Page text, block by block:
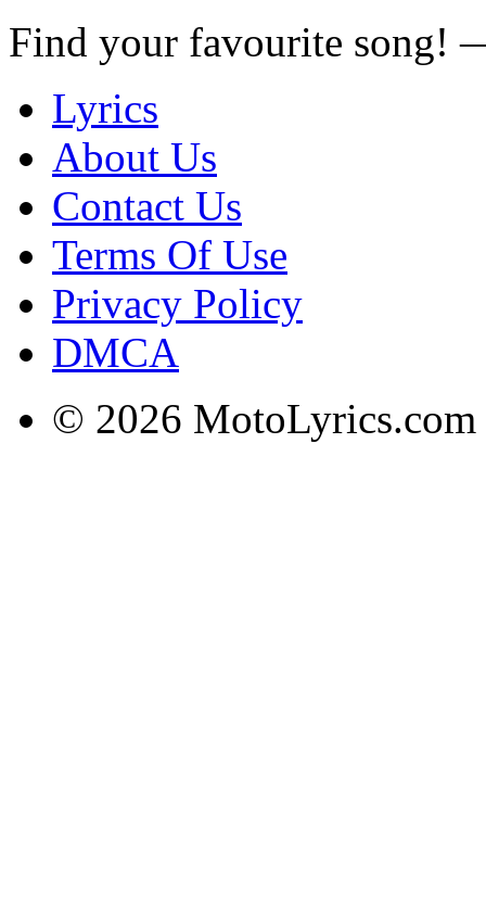
Find your favourite song!
Lyrics
About Us
Contact Us
Terms Of Use
Privacy Policy
DMCA
© 2026 MotoLyrics.com